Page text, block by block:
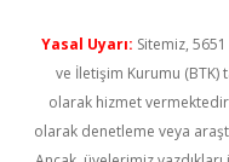
Yasal Uyarı: Sitemiz,
ve İletişim Kurumu (BTK)
olarak hizmet
olarak denetleme veya